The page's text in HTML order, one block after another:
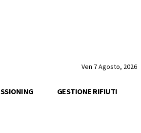
Ven 7 Agosto, 2026
GESTIONE RIFIUTI